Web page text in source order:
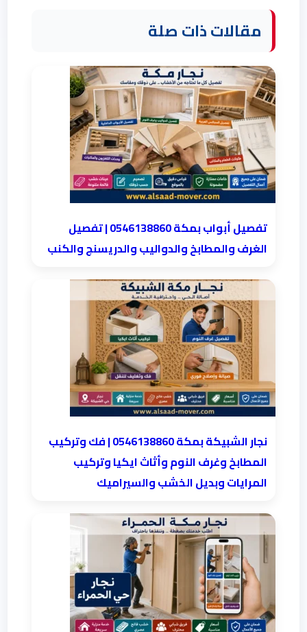
مقالات ذات صلة
تفصيل أبواب بمكة 0546138860 | تفصيل
الغرف والمطابخ والدواليب والدريسنج والكنب
نجار الشبيكة بمكة 0546138860⁩ | فك وتركيب
المطابخ وغرف النوم وأثاث ايكيا وتركيب
المرايات وبديل الخشب والسيراميك